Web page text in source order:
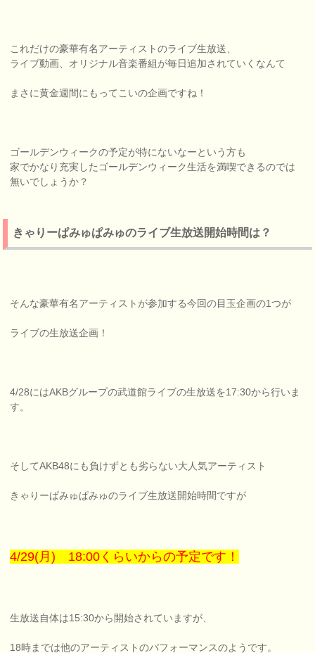
これだけの豪華有名アーティストのライブ生放送、
ライブ動画、オリジナル音楽番組が毎日追加されていくなんて
まさに黄金週間にもってこいの企画ですね！
ゴールデンウィークの予定が特にないなーという方も
家でかなり充実したゴールデンウィーク生活を満喫できるのでは
無いでしょうか？
きゃりーぱみゅぱみゅのライブ生放送開始時間は？
そんな豪華有名アーティストが参加する今回の目玉企画の1つが
ライブの生放送企画！
4/28にはAKBグループの武道館ライブの生放送を17:30から行いま
す。
そしてAKB48にも負けずとも劣らない大人気アーティスト
きゃりーぱみゅぱみゅのライブ生放送開始時間ですが
4/29(月) 18:00くらいからの予定です！
生放送自体は15:30から開始されていますが、
18時までは他のアーティストのパフォーマンスのようです。